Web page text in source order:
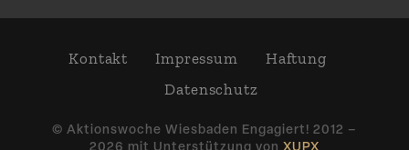
Kontakt Impressum
Haftung
Daten­schutz
© Aktions­woche Wiesbaden Engagiert! 2012 –
2026 mit Unter­stützung von XUPX